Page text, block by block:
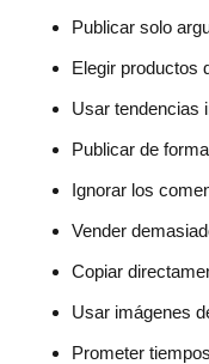
Publicar solo
Elegir productos
Usar tendencias
Publicar de
Ignorar los
Vender
Copiar
Usar imágenes
Prometer